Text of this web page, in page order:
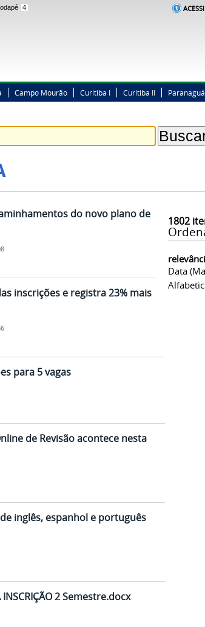
4
Campo Mourão Curitiba I Curitiba II Paranaguá
1802
Data
do novo plano de
inscrições e registra 23% mais
para 5 vagas
de Revisão acontece nesta
inglês, espanhol e português
2 Semestre.docx